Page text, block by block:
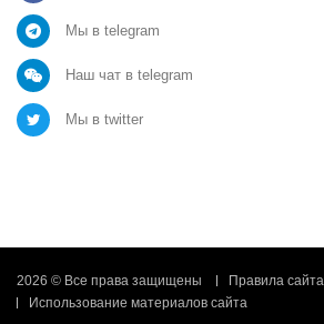
Мы в telegram
Наш чат в telegram
Мы в twitter
2026 © Все права защищены
Правила сайта
Использование материалов сайта